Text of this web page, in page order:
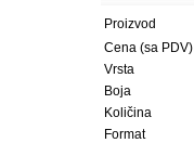
Proizvod
Cena (sa PDV)
Vrsta
Boja
Količina
Format